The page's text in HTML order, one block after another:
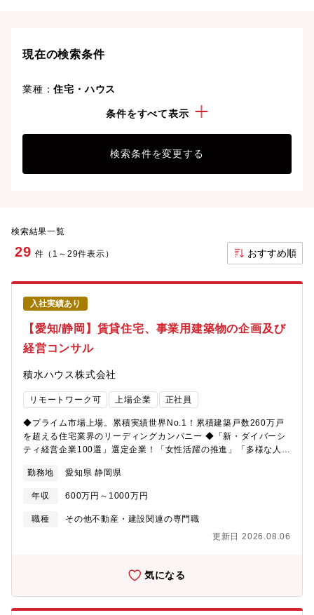
り、次のキャリアステージへと踏み出しましょう。
現在の検索条件
業種：住宅・ハウス
条件をすべて表示
検索条件を変更する
検索結果一覧
29 件（1～29件表示） おすすめ順
入社実績あり
【愛知/静岡】賃貸住宅、事業用建築物の企画及び
経営コンサル
積水ハウス株式会社
リモートワーク可 上場企業 正社員
◆プライム市場上場。累積実績世界No.1！累積建築戸数260万戸
を超える住宅業界のリーディングカンパニー ◆「新・ダイバーシ
ティ経営企業100選」選定企業！「女性活躍の推進」「多様な人財
増員募集【業務内容】賃貸住宅を主に、お客様に合わせて様々な
土地活用を提案する不動産経営コンサルタントをお任せします。
主として賃貸住宅シャーメゾンを販売する支店の営業担当とし
て、賃貸住宅だけでなく医療・介護・福祉関連施設や保育所な
用を提案いただきます。お客様は地主様など個人の方から企業や
探し)：訪問営業(エリアワークや電話営業等)、ルート営業(不動産
会社や金融機関等)を行い新規開拓いただきます。・請負契約：契
約までに、マーケット分析、役所調査、権利関係の調査、事業収
支計画の作成・建物お引渡し・提案の未来責任(長期安定経営に向
勤務地 愛知県 静岡県
年収 600万円～1000万円
職種
その他不動産・建設関連の専門職
更新日 2026.08.06
気になる